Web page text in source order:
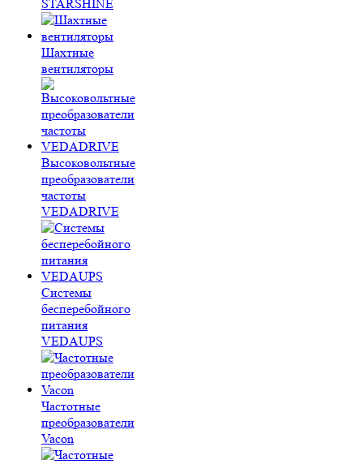
STARSHINE
Шахтные
вентиляторы
Высоковольтные
преобразователи
частоты
VEDADRIVE
Системы
бесперебойного
питания
VEDAUPS
Частотные
преобразователи
Vacon